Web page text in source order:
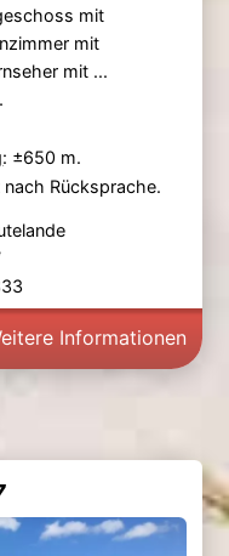
mit
mit
mit ...
: ±650 m.
Rücksprache.
Informationen